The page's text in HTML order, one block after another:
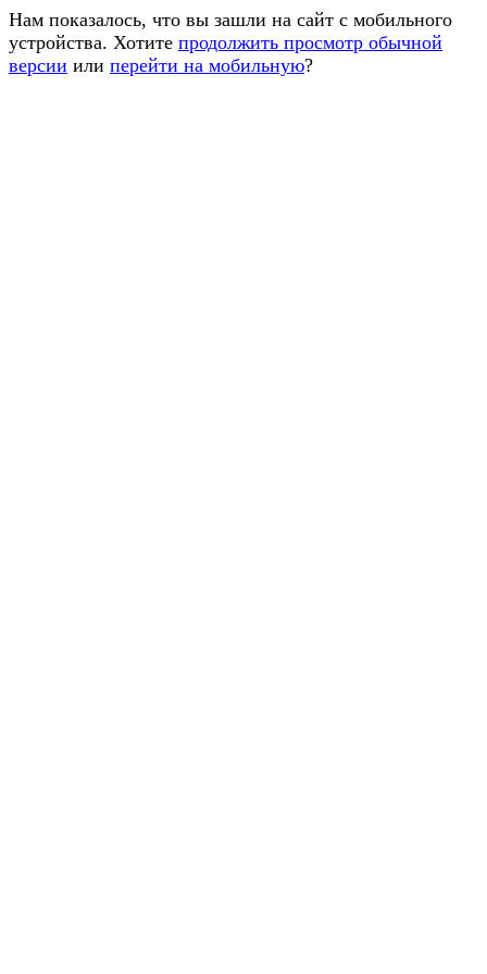
Нам показалось, что вы зашли на сайт с мобильного
устройства. Хотите продолжить просмотр обычной
версии или перейти на мобильную?